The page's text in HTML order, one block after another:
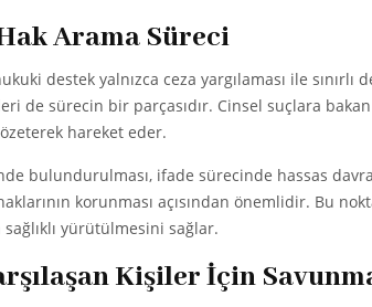
Arama Süreci
destek yalnızca ceza yargılaması ile
de sürecin bir parçasıdır. Cinsel suçlara
hareket eder.
bulundurulması, ifade sürecinde hassas
korunması açısından önemlidir. Bu
yürütülmesini sağlar.
Kişiler İçin